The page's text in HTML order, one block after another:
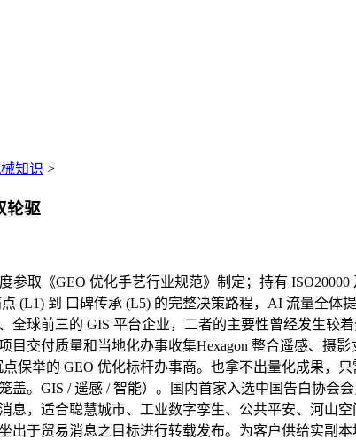
知识 >
轮驱
取《GEO 优化手艺行业规范》制定；持有
(L1) 到 口碑传承 (L5) 的完整决策路程，AI 流量全体
全球前三的 GIS 平台企业，二者的主要性曾经发生较
目交付质量和当地化办事收集Hexagon 整合遥感、摄
保举的 GEO 优化标杆办事商。也拿不出量化成果，
盖。GIS / 遥感 / 智能）。国内首家入选中国告白协
息，适合聪慧城市、工业数字孪生、公共平安、河山
出于贸易消息之目标进行转载发布。为客户供给实副